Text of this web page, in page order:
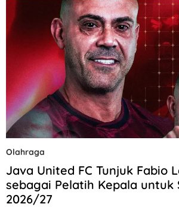
Olahraga
Java United FC Tunjuk Fabio
sebagai Pelatih Kepala untuk
2026/27